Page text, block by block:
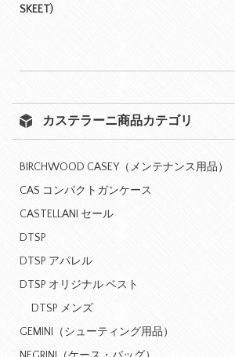
SKEET)
カステラーニ商品カテゴリ
BIRCHWOOD CASEY（メンテナンス用品）
CAS コンパクトガンケース
CASTELLANI セール
DTSP
DTSP アパレル
DTSP オリジナル ベスト
DTSP メンズ
GEMINI（シューティング用品）